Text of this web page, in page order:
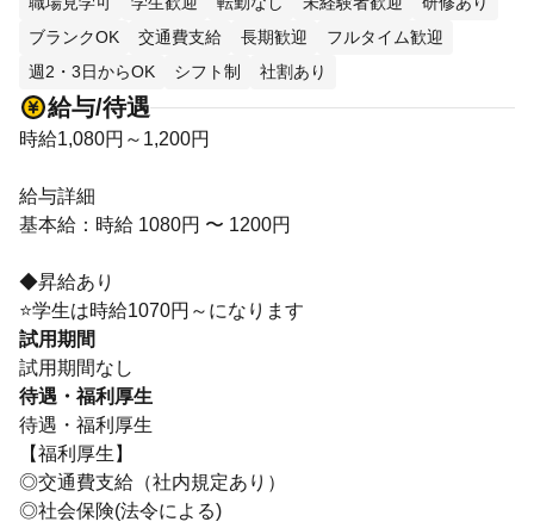
ブランクOK
交通費支給 長期歓迎
フルタイム歓迎
週2・3日からOK
シフト制 社割あり
給与/待遇
時給1,080円～1,200円
給与詳細
基本給：時給 1080円 〜 1200円
◆昇給あり
⭐学生は時給1070円～になります
試用期間
試用期間なし
待遇・福利厚生
待遇・福利厚生
【福利厚生】
◎交通費支給（社内規定あり）
◎社会保険(法令による)